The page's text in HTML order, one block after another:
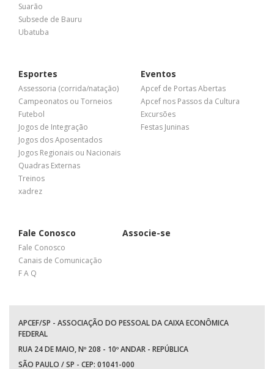
Suarão
Subsede de Bauru
Ubatuba
Esportes
Assessoria (corrida/natação)
Campeonatos ou Torneios
Futebol
Jogos de Integração
Jogos dos Aposentados
Jogos Regionais ou Nacionais
Quadras Externas
Treinos
xadrez
Eventos
Apcef de Portas Abertas
Apcef nos Passos da Cultura
Excursões
Festas Juninas
Fale Conosco
Fale Conosco
Canais de Comunicação
F A Q
Associe-se
APCEF/SP - ASSOCIAÇÃO DO PESSOAL DA CAIXA ECONÔMICA
FEDERAL
RUA 24 DE MAIO, Nº 208 - 10º ANDAR - REPÚBLICA
SÃO PAULO / SP - CEP: 01041-000